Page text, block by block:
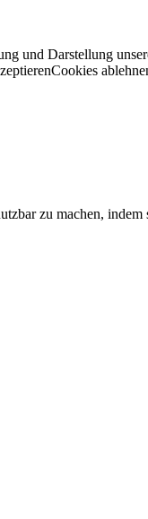
und Darstellung
Cookies
zu machen,